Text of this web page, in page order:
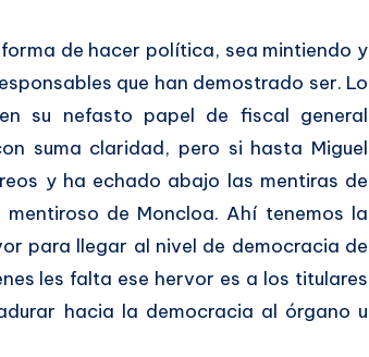
de hacer política, sea mintiendo y
que han demostrado ser. Lo
su nefasto papel de fiscal general
suma claridad, pero si hasta Miguel
y ha echado abajo las mentiras de
de Moncloa. Ahí tenemos la
para llegar al nivel de democracia de
les falta ese hervor es a los titulares
hacia la democracia al órgano u